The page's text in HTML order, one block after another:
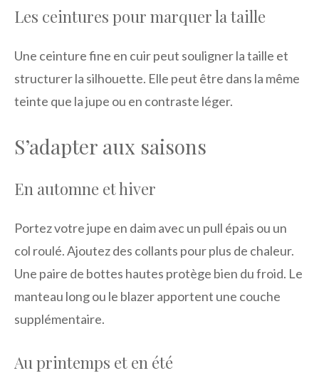
Les ceintures pour marquer la taille
Une ceinture fine en cuir peut souligner la taille et
structurer la silhouette. Elle peut être dans la même
teinte que la jupe ou en contraste léger.
S’adapter aux saisons
En automne et hiver
Portez votre jupe en daim avec un pull épais ou un
col roulé. Ajoutez des collants pour plus de chaleur.
Une paire de bottes hautes protège bien du froid. Le
manteau long ou le blazer apportent une couche
supplémentaire.
Au printemps et en été